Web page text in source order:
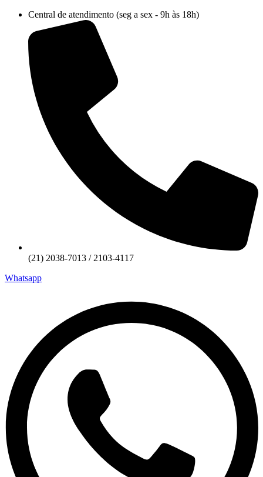
conteúdo
Central de atendimento (seg a sex - 9h às 18h)
(21) 2038-7013 / 2103-4117
Whatsapp